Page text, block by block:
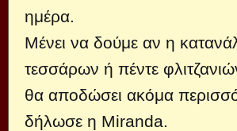
ημέρα.
Μένει να δούμε αν η
τεσσάρων ή πέντε
θα αποδώσει ακόμα
δήλωσε η Miranda.